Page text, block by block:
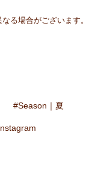
る場合がございます。
Season｜夏